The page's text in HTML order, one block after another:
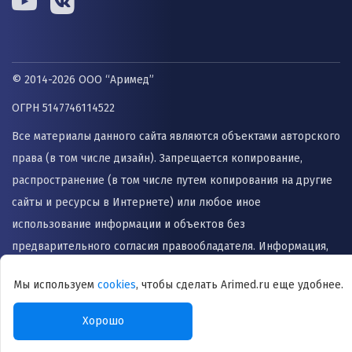
© 2014-2026 ООО “Аримед”
ОГРН 5147746114522
Все материалы данного сайта являются объектами авторского
права (в том числе дизайн). Запрещается копирование,
распространение (в том числе путем копирования на другие
сайты и ресурсы в Интернете) или любое иное
использование информации и объектов без
предварительного согласия правообладателя. Информация,
может быть использована для назначения лечения и
Мы используем cookies, чтобы сделать Arimed.ru еще удобнее.
Хорошо